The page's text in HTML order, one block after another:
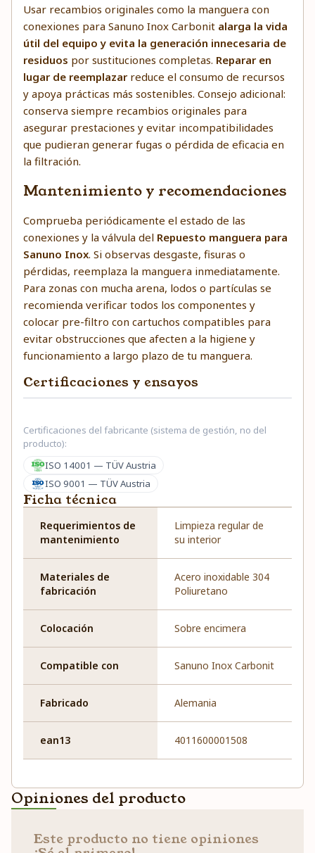
Usar recambios originales como la manguera con
conexiones para Sanuno Inox Carbonit alarga la vida
útil del equipo y evita la generación innecesaria de
residuos por sustituciones completas. Reparar en
lugar de reemplazarreduce el consumo de recursos
y apoya prácticas más sostenibles. Consejo adicional:
conserva siempre recambios originales para
asegurar prestaciones y evitar incompatibilidades
que pudieran generar fugas o pérdida de eficacia en
la filtración.
Mantenimiento y recomendaciones
Comprueba periódicamente el estado de las
conexiones y la válvula del Repuesto manguera para
Sanuno Inox. Si observas desgaste, fisuras o
pérdidas, reemplaza la manguera inmediatamente.
Para zonas con mucha arena, lodos o partículas se
recomienda verificar todos los componentes y
colocar pre-filtro con cartuchos compatibles para
evitar obstrucciones que afecten a la higiene y
funcionamiento a largo plazo de tu manguera.
Certificaciones y ensayos
Certificaciones del fabricante (sistema de gestión, no del
producto):
ISO 14001 — TÜV Austria
ISO 9001 — TÜV Austria
Ficha técnica
Requerimientos de
mantenimiento
Limpieza regular de
su interior
Materiales de
fabricación
Acero inoxidable 304
Poliuretano
Colocación Sobre encimera
Compatible con Sanuno Inox Carbonit
Fabricado Alemania
ean13 4011600001508
Opiniones del producto
Este producto no tiene opiniones